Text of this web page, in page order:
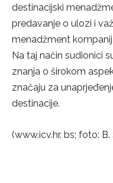
destinacijski
predavanje o ulozi i
menadžment
Na taj način sudionici
znanja o širokom
značaju za
destinacije.
(www.icv.hr, bs; foto: B.